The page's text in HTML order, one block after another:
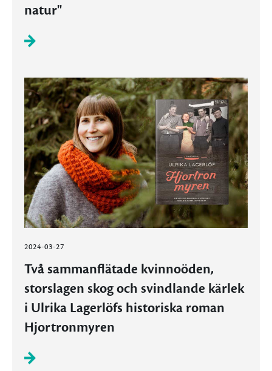
natur"
2024-03-27
Två sammanflätade kvinnoöden,
storslagen skog och svindlande kärlek
i Ulrika Lagerlöfs historiska roman
Hjortronmyren